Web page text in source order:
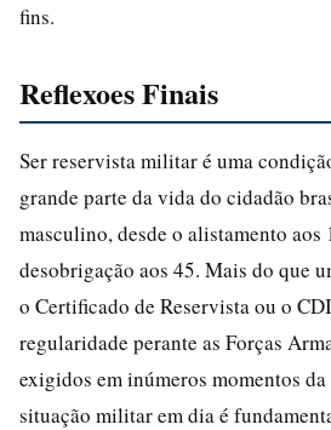
fins.
Reflexoes Finais
Ser reservista militar é uma
grande parte da vida do cidadão
masculino, desde o alistamento aos
desobrigação aos 45. Mais do que
o Certificado de Reservista ou o
regularidade perante as Forças
exigidos em inúmeros momentos
situação militar em dia é